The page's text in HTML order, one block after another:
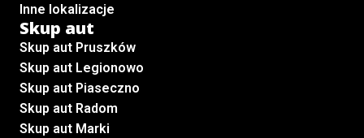
Inne lokalizacje
Skup aut
Skup aut Pruszków
Skup aut Legionowo
Skup aut Piaseczno
Skup aut Radom
Skup aut Marki